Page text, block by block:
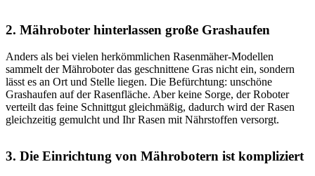
2. Mähroboter hinterlassen große Grashaufen
Anders als bei vielen herkömmlichen Rasenmäher-Modellen
sammelt der Mähroboter das geschnittene Gras nicht ein, sondern
lässt es an Ort und Stelle liegen. Die Befürchtung: unschöne
Grashaufen auf der Rasenfläche. Aber keine Sorge, der Roboter
verteilt das feine Schnittgut gleichmäßig, dadurch wird der Rasen
gleichzeitig gemulcht und Ihr Rasen mit Nährstoffen versorgt.
3. Die Einrichtung von Mährobotern ist kompliziert